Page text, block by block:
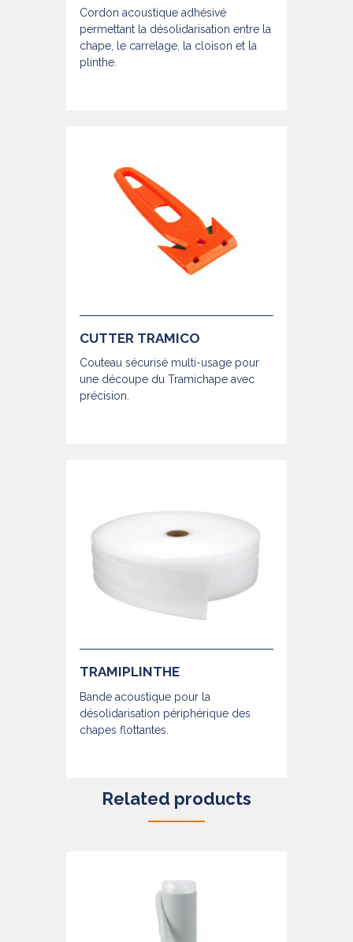
Cordon acoustique adhésivé
permettant la désolidarisation entre la
chape, le carrelage, la cloison et la
plinthe.
CUTTER TRAMICO
Couteau sécurisé multi-usage pour
une découpe du Tramichape avec
précision.
TRAMIPLINTHE
Bande acoustique pour la
désolidarisation périphérique des
chapes flottantes.
Related products